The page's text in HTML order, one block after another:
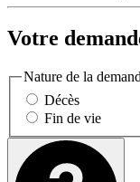
Votre
Nature de la
Décès
Fin de vie